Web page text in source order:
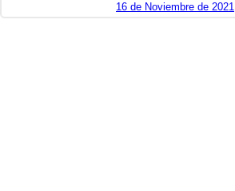
16 de Noviembre de 2021